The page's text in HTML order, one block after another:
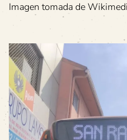
Imagen tomada de